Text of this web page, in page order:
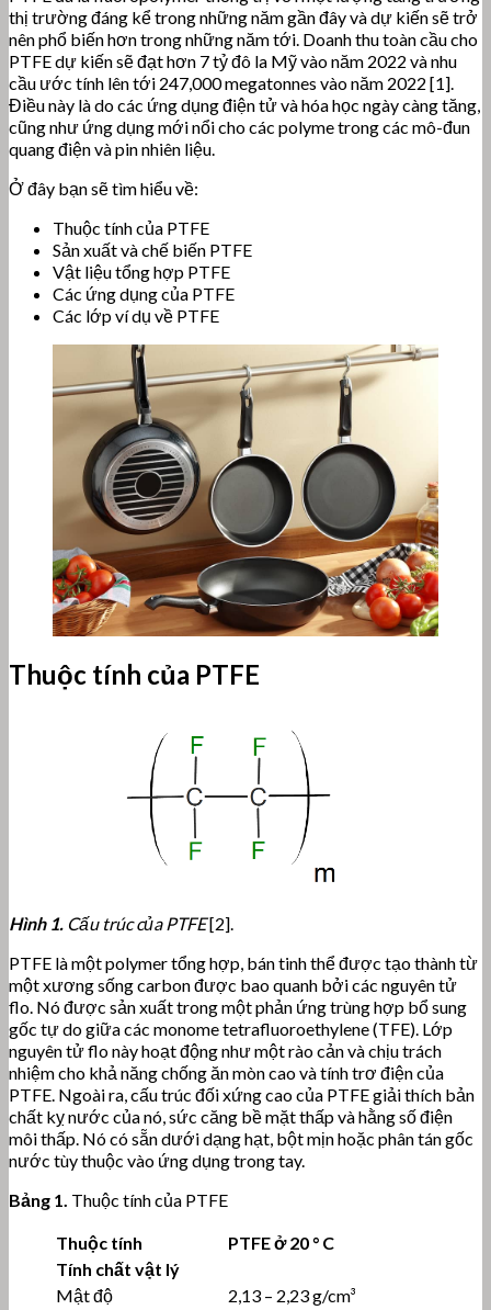
thị trường đáng kể trong những năm gần đây và dự kiến sẽ trở
nên phổ biến hơn trong những năm tới. Doanh thu toàn cầu cho
PTFE dự kiến sẽ đạt hơn 7 tỷ đô la Mỹ vào năm 2022 và nhu
cầu ước tính lên tới 247,000 megatonnes vào năm 2022 [1].
Điều này là do các ứng dụng điện tử và hóa học ngày càng tăng,
cũng như ứng dụng mới nổi cho các polyme trong các mô-đun
quang điện và pin nhiên liệu.
Ở đây bạn sẽ tìm hiểu về:
Thuộc tính của PTFE
Sản xuất và chế biến PTFE
Vật liệu tổng hợp PTFE
Các ứng dụng của PTFE
Các lớp ví dụ về PTFE
Thuộc tính của PTFE
Hình 1. Cấu trúc của PTFE[2].
PTFE là một polymer tổng hợp, bán tinh thể được tạo thành từ
một xương sống carbon được bao quanh bởi các nguyên tử
flo. Nó được sản xuất trong một phản ứng trùng hợp bổ sung
gốc tự do giữa các monome tetrafluoroethylene (TFE). Lớp
nguyên tử flo này hoạt động như một rào cản và chịu trách
nhiệm cho khả năng chống ăn mòn cao và tính trơ điện của
PTFE. Ngoài ra, cấu trúc đối xứng cao của PTFE giải thích bản
chất kỵ nước của nó, sức căng bề mặt thấp và hằng số điện
môi thấp. Nó có sẵn dưới dạng hạt, bột mịn hoặc phân tán gốc
nước tùy thuộc vào ứng dụng trong tay.
Bảng 1. Thuộc tính của PTFE
Thuộc tính
PTFE ở 20 ° C
Tính chất vật lý
Mật độ
2,13 – 2,23 g/cm³